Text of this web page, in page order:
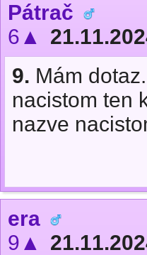
Pátrač
6▲
9. Mám
nacistom ten
nazve
era
9▲